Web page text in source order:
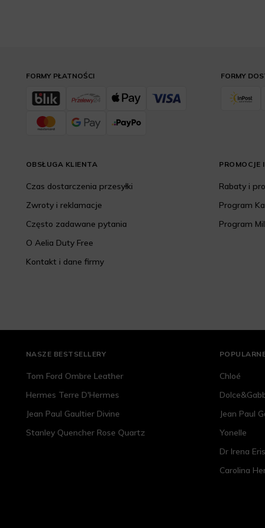
FORMY
FORMY PŁATNOŚCI
OBSŁUGA KLIENTA
Czas dostarczenia przesyłki
Zwroty i reklamacje
Często zadawane pytania
O Aelia Duty Free
Kontakt i dane firmy
PROMOCJE
Rabaty i
Program
Program
NASZE BESTSELLERY
Tom Ford Ombre Leather
Hermes Terre D'Hermes
Jean Paul Gaultier Divine
Stanley Quencher Rose Quartz
Chloé
Jean Paul
Yonelle
Dr Irena Eris
Carolina